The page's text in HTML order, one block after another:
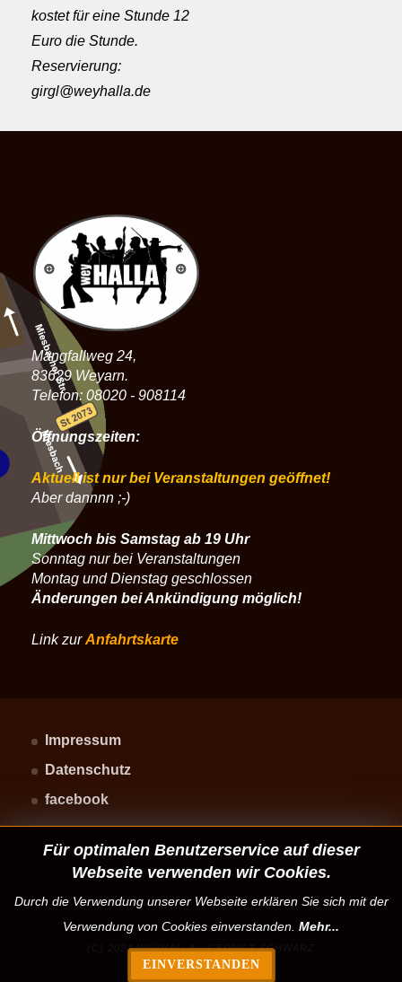
kostet für eine Stunde 12
Euro die Stunde.
Reservierung:
girgl@weyhalla.de
Mangfallweg 24,
83629 Weyarn.
Telefon: 08020 - 908114
Öffnungszeiten:
Aktuell ist nur bei Veranstaltungen geöffnet!
Aber dannnn ;-)
Mittwoch bis Samstag ab 19 Uhr
Sonntag nur bei Veranstaltungen
Montag und Dienstag geschlossen
Änderungen bei Ankündigung möglich!
Link zurAnfahrtskarte
Impressum
Datenschutz
facebook
Für optimalen Benutzerservice auf dieser
Webseite verwenden wir Cookies.
Durch die Verwendung unserer Webseite erklären Sie sich mit der
Verwendung von Cookies einverstanden. Mehr...
EINVERSTANDEN
(C) 2024 WEYHALLA - GERNOT SCHWARZ